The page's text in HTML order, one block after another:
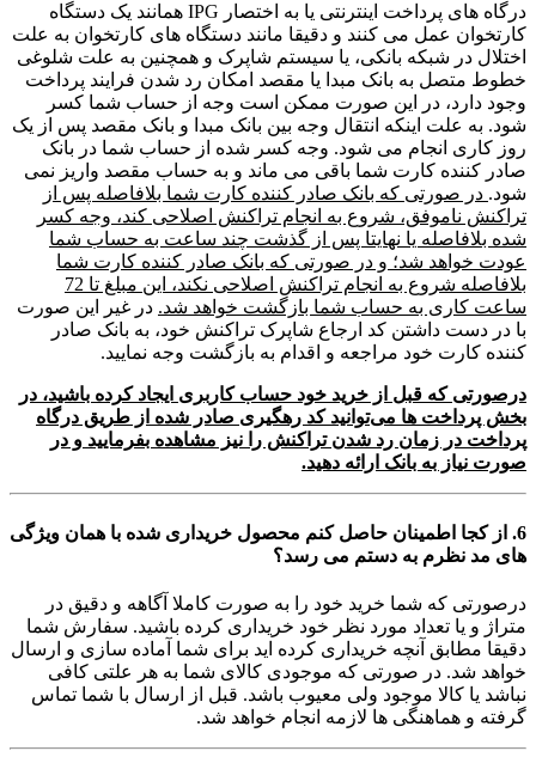
درگاه های پرداخت اینترنتی یا به اختصار IPG همانند یک دستگاه
کارتخوان عمل می کنند و دقیقا مانند دستگاه های کارتخوان به علت
اختلال در شبکه بانکی، یا سیستم شاپرک و همچنین به علت شلوغی
خطوط متصل به بانک مبدا یا مقصد امکان رد شدن فرایند پرداخت
وجود دارد، در این صورت ممکن است وجه از حساب شما کسر
شود. به علت اینکه انتقال وجه بین بانک مبدا و بانک مقصد پس از یک
روز کاری انجام می شود. وجه کسر شده از حساب شما در بانک
صادر کننده کارت شما باقی می ماند و به حساب مقصد واریز نمی
شود. در صورتی که بانک صادر کننده کارت شما بلافاصله پس از
تراکنش ناموفق، شروع به انجام تراکنش اصلاحی کند، وجه کسر
شده بلافاصله یا نهایتا پس از گذشت چند ساعت به حساب شما
عودت خواهد شد؛ و در صورتی که بانک صادر کننده کارت شما
بلافاصله شروع به انجام تراکنش اصلاحی نکند، این مبلغ تا 72
ساعت کاری به حساب شما بازگشت خواهد شد. در غیر این صورت
با در دست داشتن کد ارجاع شاپرک تراکنش خود، به بانک صادر
کننده کارت خود مراجعه و اقدام به بازگشت وجه نمایید.
درصورتی که قبل از خرید خود حساب کاربری ایجاد کرده باشید، در
بخش پرداخت ها می‌توانید کد رهگیری صادر شده از طریق درگاه
پرداخت در زمان رد شدن تراکنش را نیز مشاهده بفرمایید و در
صورت نیاز به بانک ارائه دهید.
6. از کجا اطمینان حاصل کنم محصول خریداری شده با همان ویژگی
های مد نظرم به دستم می رسد؟
درصورتی که شما خرید خود را به صورت کاملا آگاهه و دقیق در
متراژ و یا تعداد مورد نظر خود خریداری کرده باشید. سفارش شما
دقیقا مطابق آنچه خریداری کرده اید برای شما آماده سازی و ارسال
خواهد شد. در صورتی که موجودی کالای شما به هر علتی کافی
نباشد یا کالا موجود ولی معیوب باشد. قبل از ارسال با شما تماس
گرفته و هماهنگی ها لازمه انجام خواهد شد.